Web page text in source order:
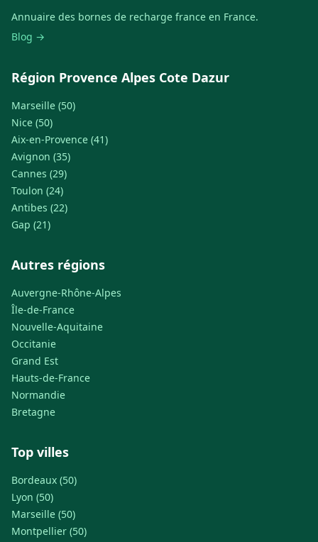
Annuaire des bornes de recharge france en France.
Blog →
Région Provence Alpes Cote Dazur
Marseille (50)
Nice (50)
Aix-en-Provence (41)
Avignon (35)
Cannes (29)
Toulon (24)
Antibes (22)
Gap (21)
Autres régions
Auvergne-Rhône-Alpes
Île-de-France
Nouvelle-Aquitaine
Occitanie
Grand Est
Hauts-de-France
Normandie
Bretagne
Top villes
Bordeaux (50)
Lyon (50)
Marseille (50)
Montpellier (50)